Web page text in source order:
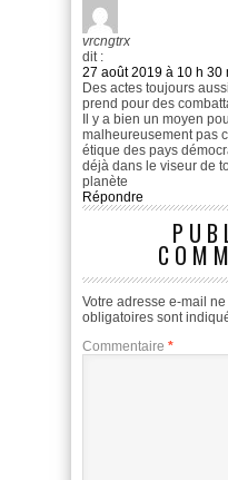
vrcngtrx
dit :
27 août 2019 à 10 h 30
Des actes toujours
prend pour des
Il y a bien un moyen
malheureusement pas
étique des pays
déjà dans le viseur de
planète
Répondre
Votre adresse e-mail
obligatoires sont
Commentaire *